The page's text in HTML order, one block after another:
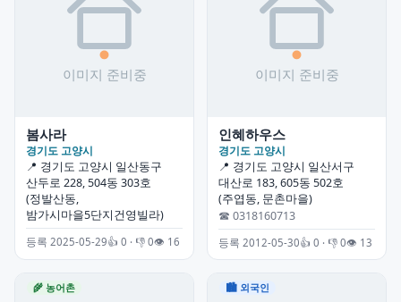
봄사라
경기도 고양시
📍 경기도 고양시 일산동구
산두로 228, 504동 303호
(정발산동,
밤가시마을5단지건영빌라)
등록 2025-05-29👍 0 · 👎 0👁 16
인혜하우스
경기도 고양시
📍 경기도 고양시 일산서구
대산로 183, 605동 502호
(주엽동, 문촌마을)
☎ 0318160713
등록 2012-05-30👍 0 · 👎 0👁 13
🌾 농어촌 🏙 외국인